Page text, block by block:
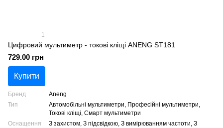
1
Цифровий мультиметр - токові кліщі ANENG ST181
729.00 грн
Купити
Бренд
Aneng
Тип
Автомобільні мультиметри, Професійні мультиметри,
Токові кліщі, Смарт мультиметри
Оснащення
З захистом, З підсвідкою, З вимірюванням частоти, З